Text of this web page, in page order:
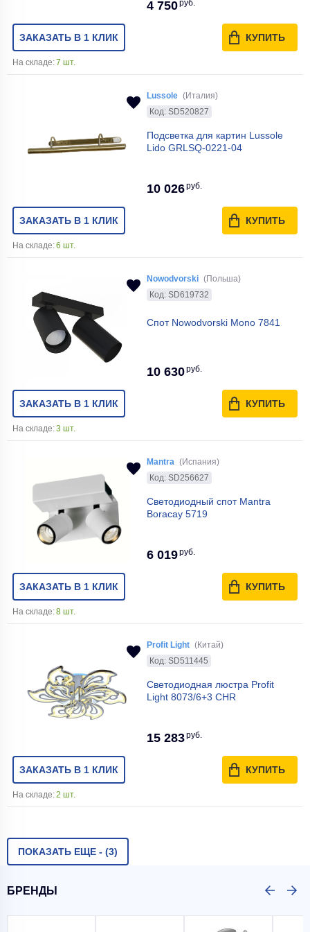
Металл
Серия
Мощность одной лампы, Вт
Нет
Реверс вращения лопастей
80
Тип цоколя
Цвет арматуры
4 750руб.
ЗАКАЗАТЬ В 1 КЛИК КУПИТЬ
На складе:7 шт.
Lussole (Италия)
Код: SD520827
Подсветка для картин Lussole
Lido GRLSQ-0221-04
10 026руб.
ЗАКАЗАТЬ В 1 КЛИК КУПИТЬ
На складе:6 шт.
Nowodvorski (Польша)
Код: SD619732
Спот Nowodvorski Mono 7841
10 630руб.
ЗАКАЗАТЬ В 1 КЛИК КУПИТЬ
На складе:3 шт.
Mantra (Испания)
Код: SD256627
Светодиодный спот Mantra
Boracay 5719
6 019руб.
ЗАКАЗАТЬ В 1 КЛИК КУПИТЬ
На складе:8 шт.
Profit Light (Китай)
Код: SD511445
Светодиодная люстра Profit
Light 8073/6+3 CHR
15 283руб.
ЗАКАЗАТЬ В 1 КЛИК КУПИТЬ
На складе:2 шт.
ПОКАЗАТЬ ЕЩЕ - (3)
БРЕНДЫ